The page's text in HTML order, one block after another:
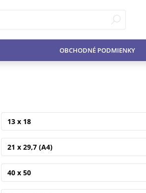
OBCHODNÉ PODMIENKY
13 x 18
21 x 29,7 (A4)
40 x 50